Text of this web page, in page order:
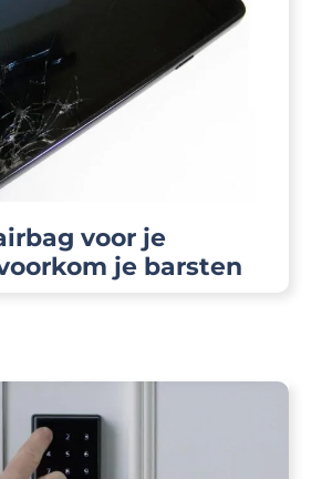
voor je
je barsten